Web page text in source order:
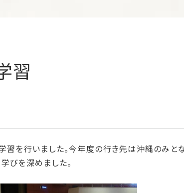
習
習を行いました。今年度の行き先は沖縄のみと
びを深めました。